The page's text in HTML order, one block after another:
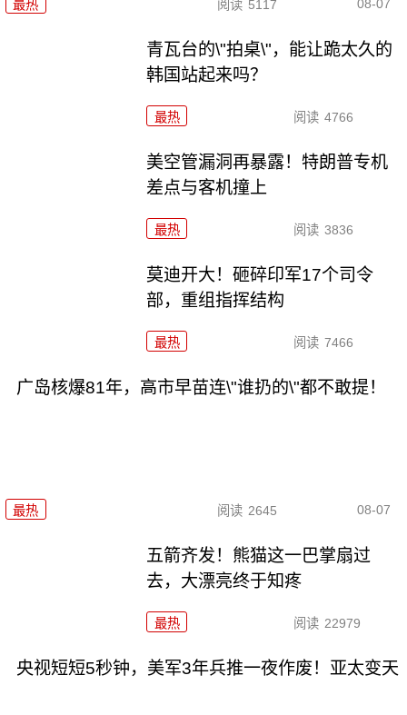
最热 阅读 5117 08-07
青瓦台的\"拍桌\"，能让跪太久的
韩国站起来吗？
最热 阅读 4766
美空管漏洞再暴露！特朗普专机
差点与客机撞上
最热 阅读 3836
莫迪开大！砸碎印军17个司令
部，重组指挥结构
最热 阅读 7466
广岛核爆81年，高市早苗连\"谁扔的\"都不敢提！
最热 阅读 2645 08-07
五箭齐发！熊猫这一巴掌扇过
去，大漂亮终于知疼
最热 阅读 22979
央视短短5秒钟，美军3年兵推一夜作废！亚太变天